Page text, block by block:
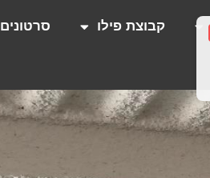
קבוצת פילו סרטונים